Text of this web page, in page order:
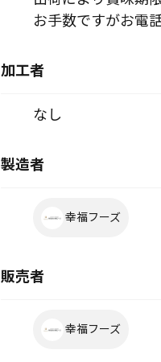
お手数ですがお電
加工者
なし
製造者
幸福フーズ
販売者
幸福フーズ